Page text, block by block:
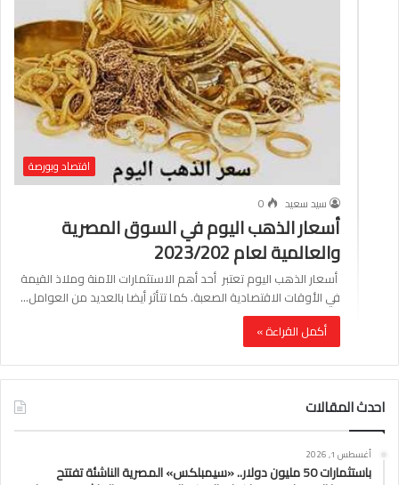
اقتصاد وبورصة
سيد سعيد
0
أسعار الذهب اليوم في السوق المصرية
والعالمية لعام 2023/202
أسعار الذهب اليوم تعتبر أحد أهم الاستثمارات الآمنة وملاذ القيمة
في الأوقات الاقتصادية الصعبة. كما تتأثر أيضا بالعديد من العوامل…
أكمل القراءة »
احدث المقالات
أغسطس 1, 2026
باستثمارات 50 مليون دولار.. «سيمبلكس» المصرية الناشئة تفتتح